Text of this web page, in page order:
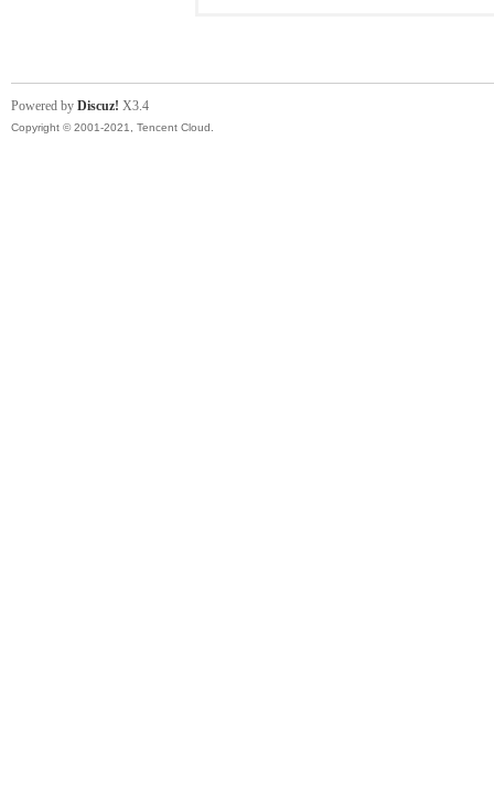
Powered by Discuz! X3.4
Copyright © 2001-2021, Tencent Cloud.